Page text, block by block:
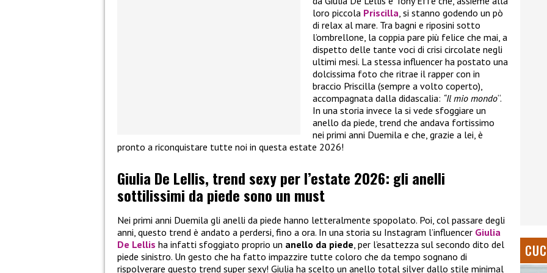
loro piccola Priscilla, si stanno godendo un pò
di relax al mare. Tra bagni e riposini sotto
l’ombrellone, la coppia pare più felice che mai, a
dispetto delle tante voci di crisi circolate negli
ultimi mesi. La stessa influencer ha postato una
dolcissima foto che ritrae il rapper con in
braccio Priscilla (sempre a volto coperto),
accompagnata dalla didascalia: “Il mio mondo“.
In una storia invece la si vede sfoggiare un
anello da piede, trend che andava fortissimo
nei primi anni Duemila e che, grazie a lei, è
pronto a riconquistare tutte noi in questa estate 2026!
Giulia De Lellis, trend sexy per l’estate 2026: gli anelli
sottilissimi da piede sono un must
Nei primi anni Duemila gli anelli da piede hanno letteralmente spopolato. Poi, col passare degli
anni, questo trend è andato a perdersi, fino a ora. In una storia su Instagram l’influencer Giulia
De Lellis ha infatti sfoggiato proprio un anello da piede , per l’esattezza sul secondo dito del
piede sinistro. Un gesto che ha fatto impazzire tutte coloro che da tempo sognano di
rispolverare questo trend super sexy! Giulia ha scelto un anello total silver dallo stile minimal